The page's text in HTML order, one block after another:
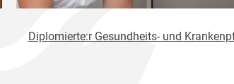
Diplomierte:r Gesundheits- und